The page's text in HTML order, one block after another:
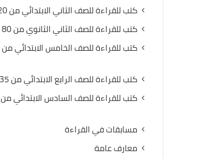
كتب للقراءة للصف الثاني الابتدائي من 20 صفحة
كتب للقراءة للصف الثاني الثانوي من 80 صفحة
كتب للقراءة للصف الخامس الابتدائي من 40 صفحة
كتب للقراءة للصف الرابع الابتدائي من 35 صفحة
كتب للقراءة للصف السادس الابتدائي من 45 صفحة
مسابقات في القراءة
معارف عامة